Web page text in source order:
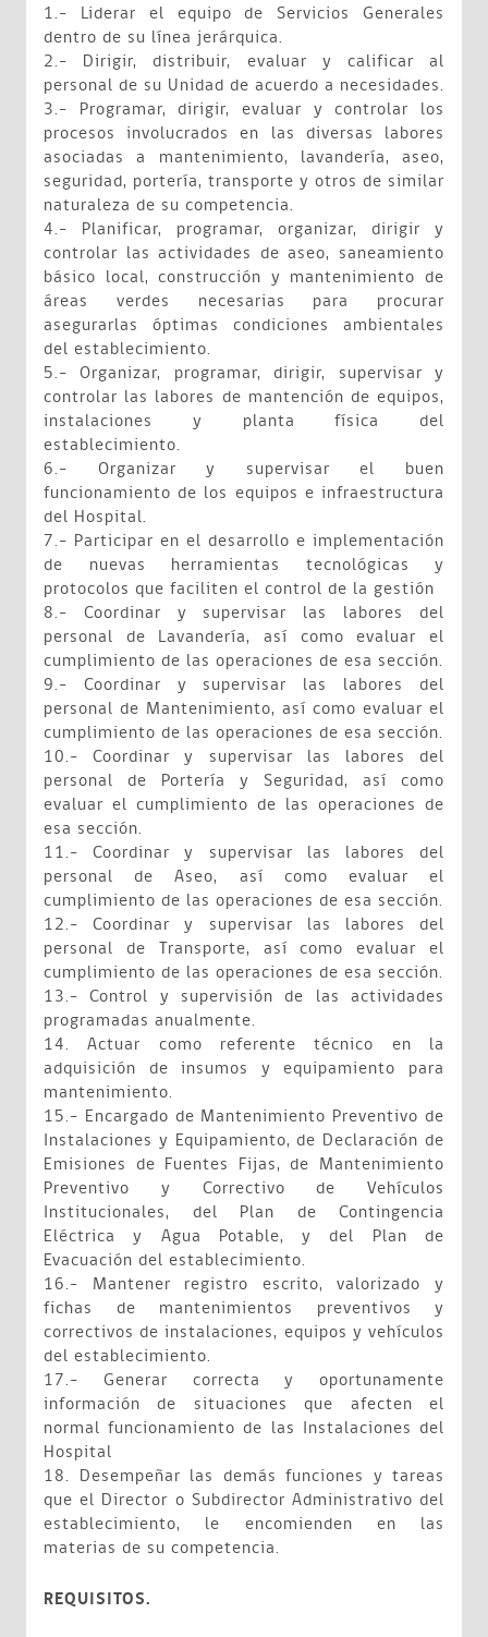
1.- Liderar el equipo de Servicios Generales
dentro de su línea jerárquica.
2.- Dirigir, distribuir, evaluar y calificar al
personal de su Unidad de acuerdo a necesidades.
3.- Programar, dirigir, evaluar y controlar los
procesos involucrados en las diversas labores
asociadas a mantenimiento, lavandería, aseo,
seguridad, portería, transporte y otros de similar
naturaleza de su competencia.
4.- Planificar, programar, organizar, dirigir y
controlar las actividades de aseo, saneamiento
básico local, construcción y mantenimiento de
áreas verdes necesarias para procurar
asegurarlas óptimas condiciones ambientales
del establecimiento.
5.- Organizar, programar, dirigir, supervisar y
controlar las labores de mantención de equipos,
instalaciones y planta física del
establecimiento.
6.- Organizar y supervisar el buen
funcionamiento de los equipos e infraestructura
del Hospital.
7.- Participar en el desarrollo e implementación
de nuevas herramientas tecnológicas y
protocolos que faciliten el control de la gestión
8.- Coordinar y supervisar las labores del
personal de Lavandería, así como evaluar el
cumplimiento de las operaciones de esa sección.
9.- Coordinar y supervisar las labores del
personal de Mantenimiento, así como evaluar el
cumplimiento de las operaciones de esa sección.
10.- Coordinar y supervisar las labores del
personal de Portería y Seguridad, así como
evaluar el cumplimiento de las operaciones de
esa sección.
11.- Coordinar y supervisar las labores del
personal de Aseo, así como evaluar el
cumplimiento de las operaciones de esa sección.
12.- Coordinar y supervisar las labores del
personal de Transporte, así como evaluar el
cumplimiento de las operaciones de esa sección.
13.- Control y supervisión de las actividades
programadas anualmente.
14. Actuar como referente técnico en la
adquisición de insumos y equipamiento para
mantenimiento.
15.- Encargado de Mantenimiento Preventivo de
Instalaciones y Equipamiento, de Declaración de
Emisiones de Fuentes Fijas, de Mantenimiento
Preventivo y Correctivo de Vehículos
Institucionales, del Plan de Contingencia
Eléctrica y Agua Potable, y del Plan de
Evacuación del establecimiento.
16.- Mantener registro escrito, valorizado y
fichas de mantenimientos preventivos y
correctivos de instalaciones, equipos y vehículos
del establecimiento.
17.- Generar correcta y oportunamente
información de situaciones que afecten el
normal funcionamiento de las Instalaciones del
Hospital
18. Desempeñar las demás funciones y tareas
que el Director o Subdirector Administrativo del
establecimiento, le encomienden en las
materias de su competencia.
REQUISITOS.